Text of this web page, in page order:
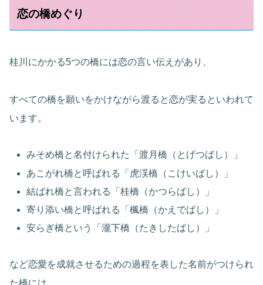
恋の橋めぐり
桂川にかかる5つの橋には恋の言い伝えがあり、
すべての橋を願いをかけながら渡ると恋が実るといわれて
います。
みそめ橋と名付けられた「渡月橋（とげつばし）」
あこがれ橋と呼ばれる「虎渓橋（こけいばし）」
結ばれ橋と言われる「桂橋（かつらばし）」
寄り添い橋と呼ばれる「楓橋（かえでばし）」
安らぎ橋という「瀧下橋（たきしたばし）」
など恋愛を成就させるための過程を表した名前がつけられ